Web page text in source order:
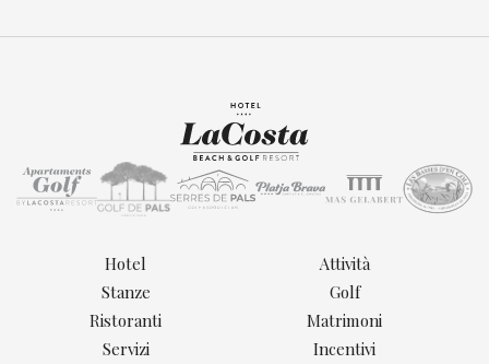
Hotel
Stanze
Ristoranti
Servizi
Attività
Golf
Matrimoni
Incentivi